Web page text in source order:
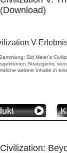
(Download)
V-
Sid Meier´s
Strategiehit,
weitere Inhalte in
Civilization: